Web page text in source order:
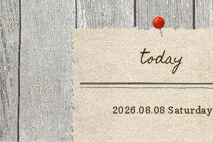
today
2026.08.08 Saturday